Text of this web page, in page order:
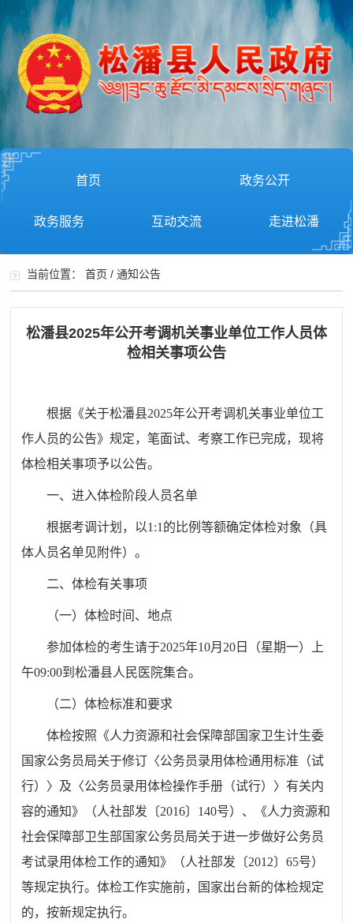
首页 政务公开
政务服务 互动交流 走进松潘
当前位置：首页 /通知公告
松潘县2025年公开考调机关事业单位工作人员体
检相关事项公告
根据《关于松潘县2025年公开考调机关事业单位工
作人员的公告》规定，笔面试、考察工作已完成，现将
体检相关事项予以公告。
一、进入体检阶段人员名单
根据考调计划，以1:1的比例等额确定体检对象（具
体人员名单见附件）。
二、体检有关事项
（一）体检时间、地点
参加体检的考生请于2025年10月20日（星期一）上
午09:00到松潘县人民医院集合。
（二）体检标准和要求
体检按照《人力资源和社会保障部国家卫生计生委
国家公务员局关于修订〈公务员录用体检通用标准（试
行）〉及〈公务员录用体检操作手册（试行）〉有关内
容的通知》（人社部发〔2016〕140号）、《人力资源和
社会保障部卫生部国家公务员局关于进一步做好公务员
考试录用体检工作的通知》（人社部发〔2012〕65号）
等规定执行。体检工作实施前，国家出台新的体检规定
的，按新规定执行。